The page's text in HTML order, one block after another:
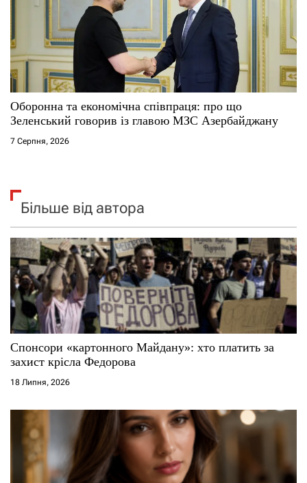
Оборонна та економічна співпраця: про що
Зеленський говорив із главою МЗС Азербайджану
7 Серпня, 2026
Більше від автора
Спонсори «картонного Майдану»: хто платить за
захист крісла Федорова
18 Липня, 2026